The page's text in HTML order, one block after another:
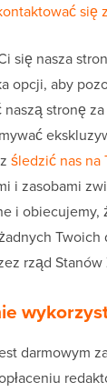
się
się nasza
opcji, aby
stronę
śledzić nas na
i zasobami
i obiecujemy,
rząd
darmowym